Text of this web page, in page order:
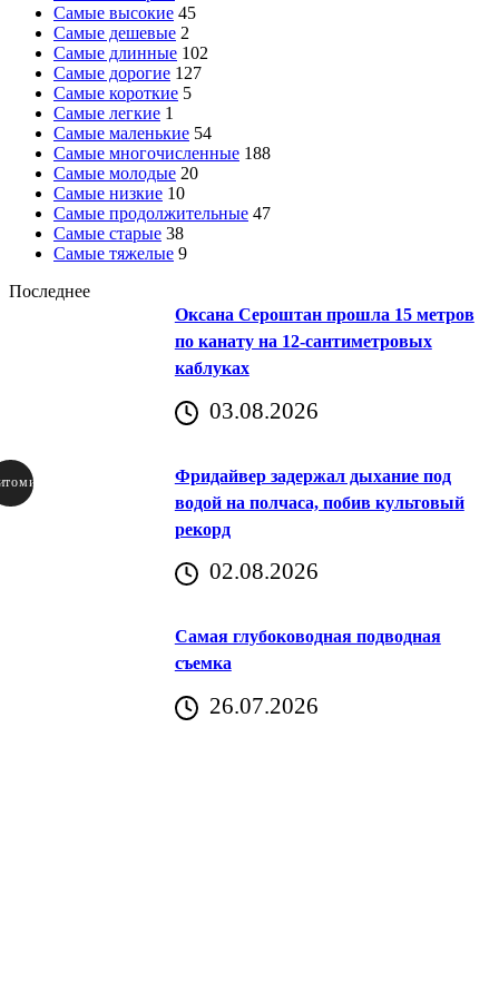
Самые высокие 45
Самые дешевые 2
Самые длинные 102
Самые дорогие 127
Самые короткие 5
Самые легкие 1
Самые маленькие 54
Самые многочисленные 188
Самые молодые 20
Самые низкие 10
Самые продолжительные 47
Самые старые 38
Самые тяжелые 9
Последнее
Оксана Сероштан прошла 15 метров
по канату на 12-сантиметровых
каблуках
03.08.2026
Фридайвер задержал дыхание под
водой на полчаса, побив культовый
рекорд
02.08.2026
Самая глубоководная подводная
съемка
26.07.2026